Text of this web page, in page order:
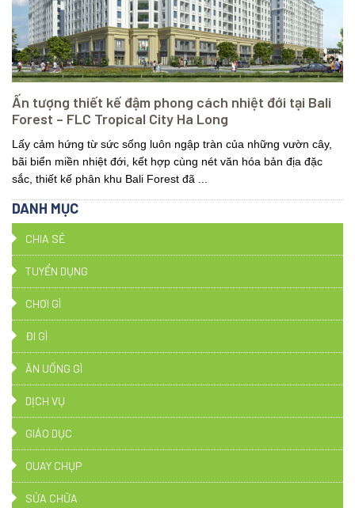
Ấn tượng thiết kế đậm phong cách nhiệt đới tại Bali
Forest – FLC Tropical City Ha Long
Lấy cảm hứng từ sức sống luôn ngập tràn của những vườn cây,
bãi biển miền nhiệt đới, kết hợp cùng nét văn hóa bản địa đặc
sắc, thiết kế phân khu Bali Forest đã ...
DANH MỤC
CHIA SẺ
TUYỂN DỤNG
CHƠI GÌ
ĐI GÌ
ĂN UỐNG GÌ
DỊCH VỤ
GIÁO DỤC
QUAY CHỤP
SỬA CHỮA